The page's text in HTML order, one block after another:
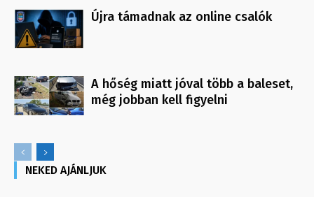
Újra támadnak az online csalók
A hőség miatt jóval több a baleset,
még jobban kell figyelni
NEKED AJÁNLJUK